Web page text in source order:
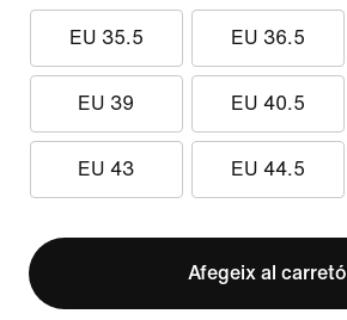
EU 35.5 EU 36.5
EU 39 EU 40.5
EU 43 EU 44.5
Afegeix al carretó